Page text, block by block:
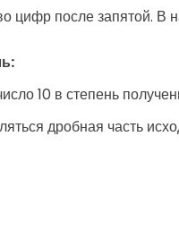
цифр после запятой. В
10 в степень
дробная часть